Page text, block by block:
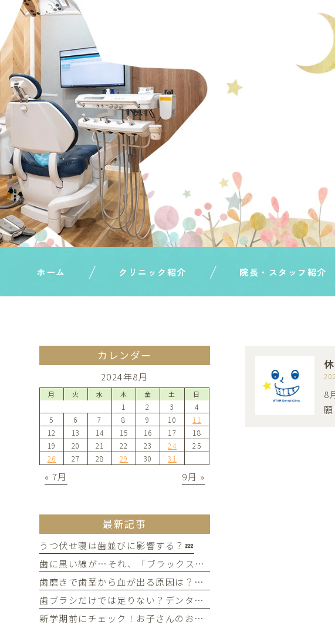
ホーム クリニック紹介 院長・スタッフ紹介
8
カレンダー
2024年8月
月 火 水 木 金 土 日
1 2 3
4
5
6 7 8 9 10
11
12
13 14 15 16 17
18
19
20 21 22 23 24
25
26
27 28 29 30 31
« 7月 9月 »
最新記事
うつ伏せ寝は歯並びに影響する？💤
歯に黒い線が…それ、「ブラックステイン」かもしれません！
歯磨きで歯茎から血が出る原因は？痛みがなくても受診すべき判断基準
歯ブラシだけでは足りない？デンタルフロスを使うメリット
新学期前にチェック！お子さんのお口の健康、大丈夫？